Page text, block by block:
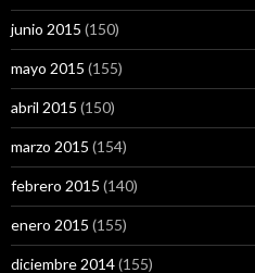
junio 2015 (150)
mayo 2015 (155)
abril 2015 (150)
marzo 2015 (154)
febrero 2015 (140)
enero 2015 (155)
diciembre 2014(155)